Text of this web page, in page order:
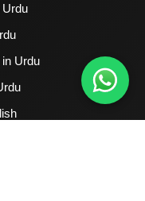
Urdu